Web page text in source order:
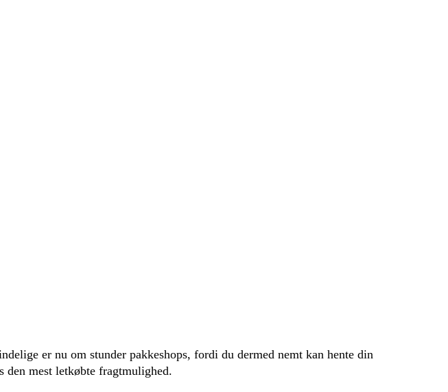
er nu om stunder pakkeshops, fordi du dermed nemt kan hente din
mest letkøbte fragtmulighed.